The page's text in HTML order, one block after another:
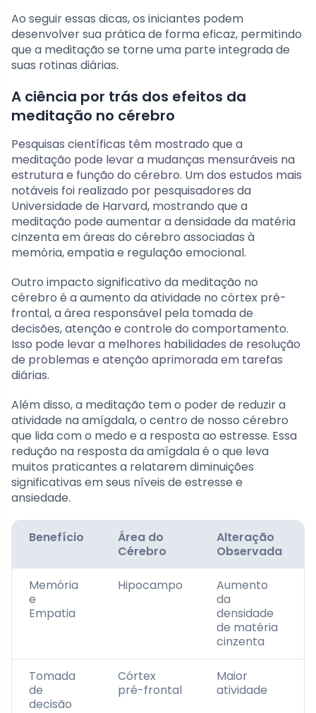
Ao seguir essas dicas, os iniciantes podem
desenvolver sua prática de forma eficaz, permitindo
que a meditação se torne uma parte integrada de
suas rotinas diárias.
A ciência por trás dos efeitos da
meditação no cérebro
Pesquisas científicas têm mostrado que a
meditação pode levar a mudanças mensuráveis na
estrutura e função do cérebro. Um dos estudos mais
notáveis foi realizado por pesquisadores da
Universidade de Harvard, mostrando que a
meditação pode aumentar a densidade da matéria
cinzenta em áreas do cérebro associadas à
memória, empatia e regulação emocional.
Outro impacto significativo da meditação no
cérebro é a aumento da atividade no córtex pré-
frontal, a área responsável pela tomada de
decisões, atenção e controle do comportamento.
Isso pode levar a melhores habilidades de resolução
de problemas e atenção aprimorada em tarefas
diárias.
Além disso, a meditação tem o poder de reduzir a
atividade na amígdala, o centro de nosso cérebro
que lida com o medo e a resposta ao estresse. Essa
redução na resposta da amígdala é o que leva
muitos praticantes a relatarem diminuições
significativas em seus níveis de estresse e
ansiedade.
Benefício
Área do
Cérebro
Alteração
Observada
Memória
e
Empatia
Hipocampo
Aumento
da
densidade
de matéria
cinzenta
Tomada
de
decisão
Córtex
pré-frontal
Maior
atividade